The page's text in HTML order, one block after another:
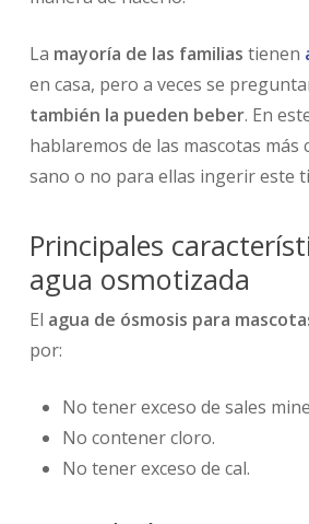
La mayoría de las familias tienen
en casa, pero a veces se
también la pueden beber. En
hablaremos de las mascotas más
sano o no para ellas ingerir este
Principales
agua osmotizada
El agua de ósmosis para
por:
No tener exceso de sales
No contener cloro.
No tener exceso de cal.